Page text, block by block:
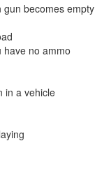
gun becomes empty
have no ammo
in a vehicle